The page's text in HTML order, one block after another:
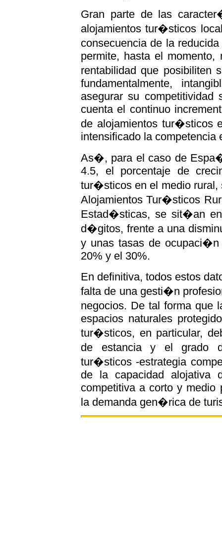
Gran parte de las
alojamientos tur�sticos
consecuencia de la
permite, hasta el momento,
rentabilidad que posibiliten
fundamentalmente,
asegurar su
cuenta el continuo
de alojamientos tur�sticos
intensificado la competencia
As�, para el caso de
4.5, el porcentaje de
tur�sticos en el medio
Alojamientos Tur�sticos
Estad�sticas, se sit�an
d�gitos, frente a una
y unas tasas de ocupaci�n
20% y el 30%.
En definitiva, todos estos
falta de una gesti�n
negocios. De tal forma
espacios naturales
tur�sticos, en particular,
de estancia y el grado
tur�sticos -estrategia
de la capacidad alojativa
competitiva a corto y medio
la demanda gen�rica de